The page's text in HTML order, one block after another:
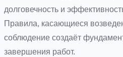
долговечность и
Правила, касающиеся
соблюдение создаёт
завершения работ.